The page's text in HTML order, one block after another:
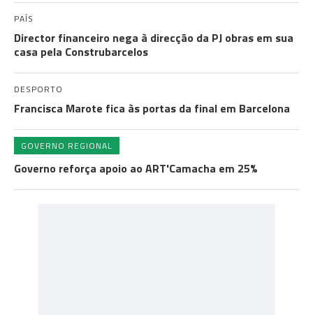
PAÍS
Director financeiro nega à direcção da PJ obras em sua
casa pela Construbarcelos
DESPORTO
Francisca Marote fica às portas da final em Barcelona
GOVERNO REGIONAL
Governo reforça apoio ao ART'Camacha em 25%